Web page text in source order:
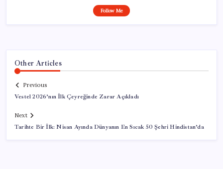
Follow Me
Other Articles
Previous
Vestel 2026’nın İlk Çeyreğinde Zarar Açıkladı
Next
Tarihte Bir İlk: Nisan Ayında Dünyanın En Sıcak 50 Şehri Hindistan’da